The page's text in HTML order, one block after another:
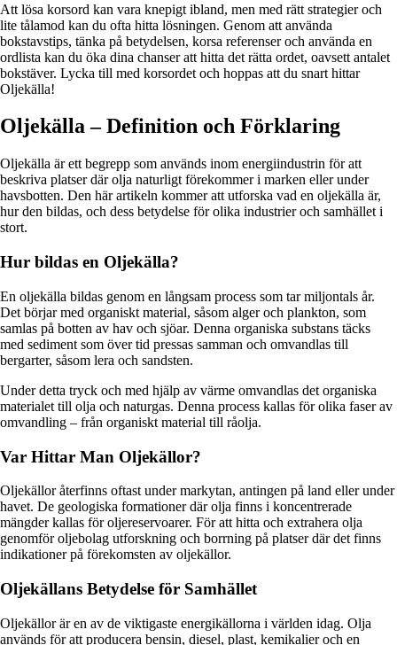
Att lösa korsord kan vara knepigt ibland, men med rätt strategier och
lite tålamod kan du ofta hitta lösningen. Genom att använda
bokstavstips, tänka på betydelsen, korsa referenser och använda en
ordlista kan du öka dina chanser att hitta det rätta ordet, oavsett antalet
bokstäver. Lycka till med korsordet och hoppas att du snart hittar
Oljekälla!
Oljekälla – Definition och Förklaring
Oljekälla är ett begrepp som används inom energiindustrin för att
beskriva platser där olja naturligt förekommer i marken eller under
havsbotten. Den här artikeln kommer att utforska vad en oljekälla är,
hur den bildas, och dess betydelse för olika industrier och samhället i
stort.
Hur bildas en Oljekälla?
En oljekälla bildas genom en långsam process som tar miljontals år.
Det börjar med organiskt material, såsom alger och plankton, som
samlas på botten av hav och sjöar. Denna organiska substans täcks
med sediment som över tid pressas samman och omvandlas till
bergarter, såsom lera och sandsten.
Under detta tryck och med hjälp av värme omvandlas det organiska
materialet till olja och naturgas. Denna process kallas för olika faser av
omvandling – från organiskt material till råolja.
Var Hittar Man Oljekällor?
Oljekällor återfinns oftast under markytan, antingen på land eller under
havet. De geologiska formationer där olja finns i koncentrerade
mängder kallas för oljereservoarer. För att hitta och extrahera olja
genomför oljebolag utforskning och borrning på platser där det finns
indikationer på förekomsten av oljekällor.
Oljekällans Betydelse för Samhället
Oljekällor är en av de viktigaste energikällorna i världen idag. Olja
används för att producera bensin, diesel, plast, kemikalier och en